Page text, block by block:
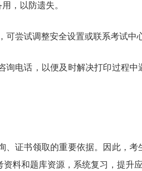
，以防遗失。
尝试调整安全设置或联系考试中
电话，以便及时解决打印过程中
证书领取的重要依据。因此，考
料和题库资源，系统复习，提升应